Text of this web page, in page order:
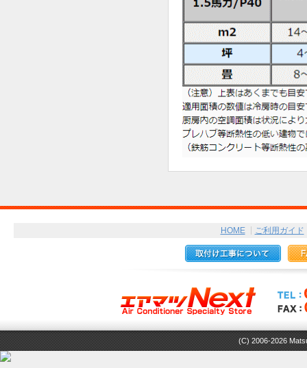
HOME ご利用ガイド
(C) 2006-2026